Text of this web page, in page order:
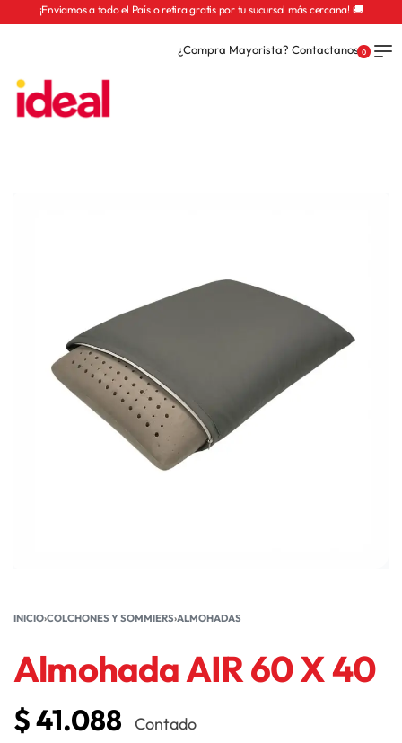
¡Enviamos a todo el País o retira gratis por tu sucursal más cercana! 🚚
¿Compra Mayorista? Contactanos 0
INICIO›COLCHONES Y SOMMIERS›ALMOHADAS
Almohada AIR 60 X 40
$41.088
Contado